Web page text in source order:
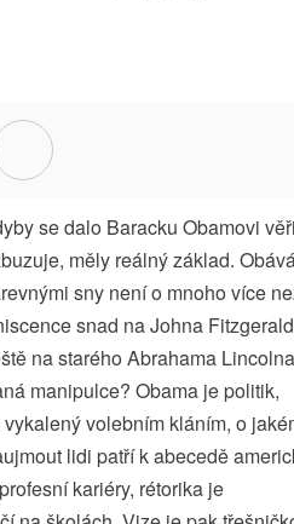
se dalo Baracku Obamovi
měly reálný základ.
sny není o mnoho více
snad na Johna
na starého Abrahama
manipulce? Obama je politik,
volebním kláním, o
lidi patří k abecedě
kariéry, rétorika je